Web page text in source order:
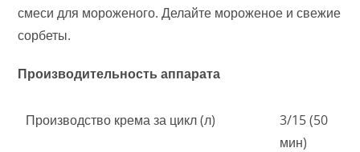
смеси для мороженого. Делайте мороженое и свежие
сорбеты.
Производительность аппарата
Производство крема за цикл (л)
3/15 (50
мин)